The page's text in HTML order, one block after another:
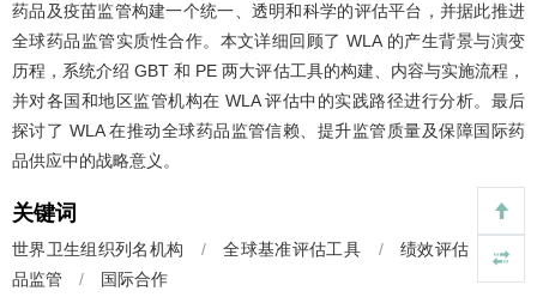
药品及疫苗监管构建一个统一、透明和科学的评估平台，并据此推进
全球药品监管实质性合作。本文详细回顾了 WLA 的产生背景与演变
历程，系统介绍 GBT 和 PE 两大评估工具的构建、内容与实施流程，
并对各国和地区监管机构在 WLA 评估中的实践路径进行分析。最后
探讨了 WLA 在推动全球药品监管信赖、提升监管质量及保障国际药
品供应中的战略意义。
关键词
世界卫生组织列名机构 / 全球基准评估工具 / 绩效评估
药
品监管
/ 国际合作